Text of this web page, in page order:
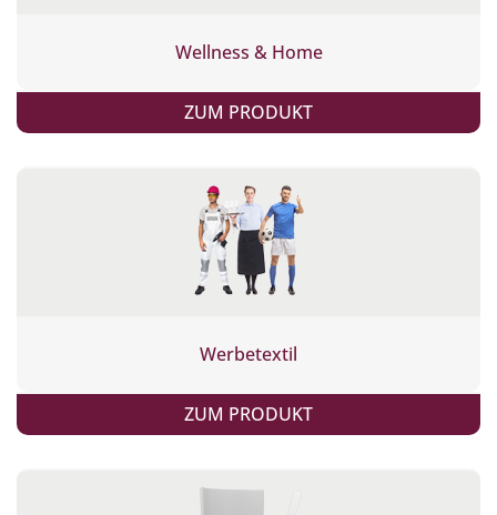
Wellness & Home
ZUM PRODUKT
Werbetextil
ZUM PRODUKT